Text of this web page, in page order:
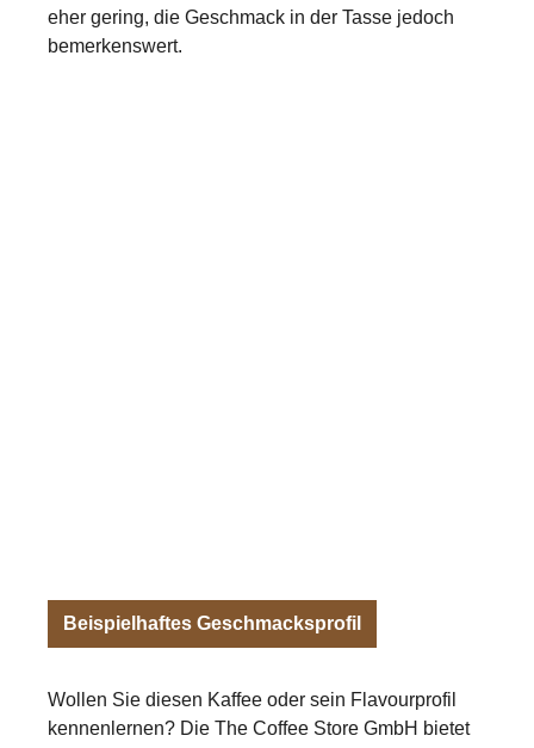
eher gering, die Geschmack in der Tasse jedoch
bemerkenswert.
Beispielhaftes Geschmacksprofil
Wollen Sie diesen Kaffee oder sein Flavourprofil
kennenlernen? Die The Coffee Store GmbH bietet